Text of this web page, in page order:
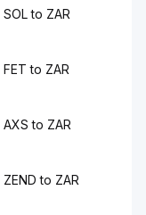
SOL to ZAR
FET to ZAR
AXS to ZAR
ZEND to ZAR